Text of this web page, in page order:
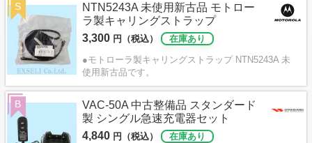
NTN5243A 未使用新古品 モトロー
ラ製キャリングストラップ
3,300 円（税込）
在庫あり
●モトローラ製キャリングストラップ NTN5243A 未
使用新古品です。
S
VAC-50A 中古整備品 スタンダード
製 シングル急速充電器セット
4,840 円（税込）
在庫あり
B